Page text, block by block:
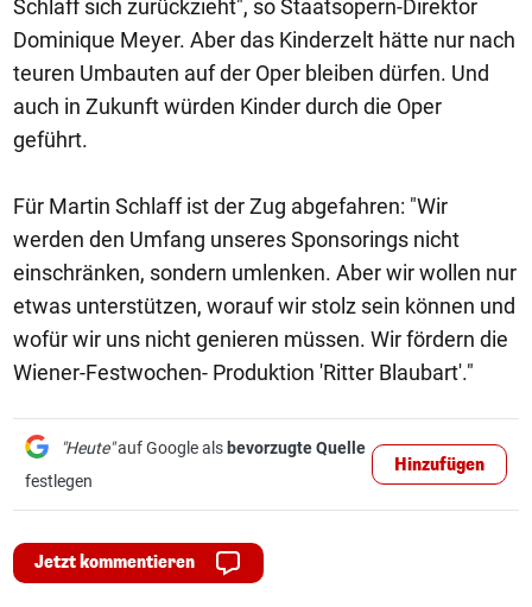
Schlaff sich zurückzieht", so Staatsopern-Direktor
Dominique Meyer. Aber das Kinderzelt hätte nur nach
teuren Umbauten auf der Oper bleiben dürfen. Und
auch in Zukunft würden Kinder durch die Oper
geführt.
Für Martin Schlaff ist der Zug abgefahren: "Wir
werden den Umfang unseres Sponsorings nicht
einschränken, sondern umlenken. Aber wir wollen nur
etwas unterstützen, worauf wir stolz sein können und
wofür wir uns nicht genieren müssen. Wir fördern die
Wiener-Festwochen- Produktion 'Ritter Blaubart'."
"Heute"auf Google als bevorzugte Quelle
festlegen
Hinzufügen
Jetzt kommentieren